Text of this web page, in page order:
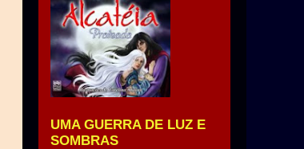
UMA GUERRA DE LUZ E
SOMBRAS